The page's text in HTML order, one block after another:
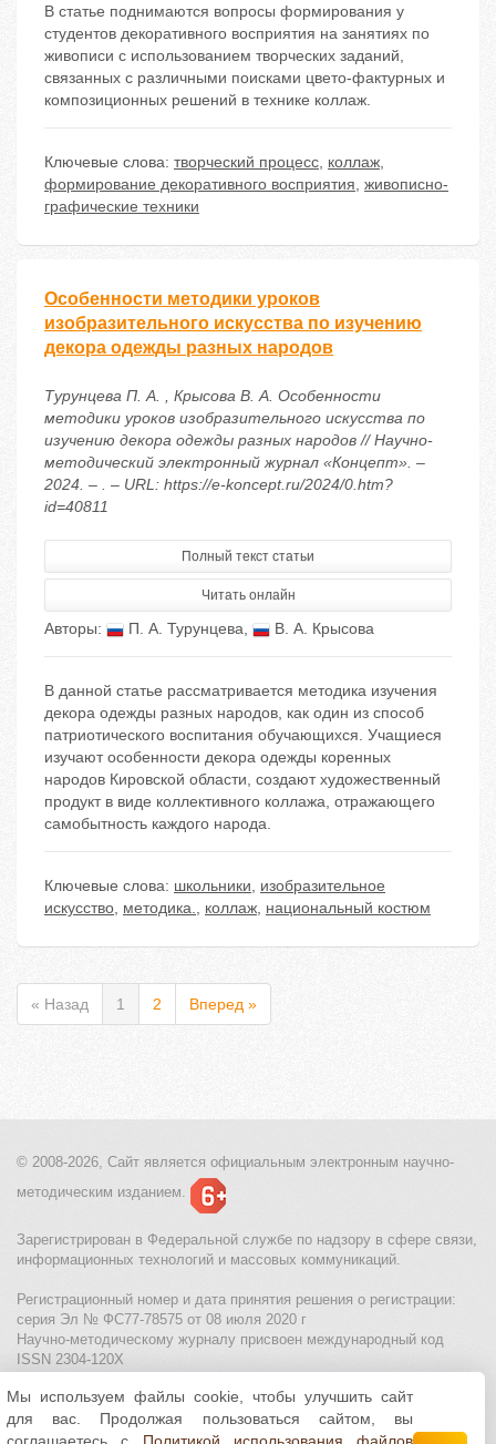
В статье поднимаются вопросы формирования у
студентов декоративного восприятия на занятиях по
живописи с использованием творческих заданий,
связанных с различными поисками цвето-фактурных и
композиционных решений в технике коллаж.
Ключевые слова: творческий процесс, коллаж,
формирование декоративного восприятия, живописно-
графические техники
Особенности методики уроков
изобразительного искусства по изучению
декора одежды разных народов
Турунцева П. А. , Крысова В. А. Особенности
методики уроков изобразительного искусства по
изучению декора одежды разных народов // Научно-
методический электронный журнал «Концепт». –
2024. – . – URL: https://e-koncept.ru/2024/0.htm?
id=40811
Полный текст статьи
Читать онлайн
Авторы: П. А. Турунцева, В. А. Крысова
В данной статье рассматривается методика изучения
декора одежды разных народов, как один из способ
патриотического воспитания обучающихся. Учащиеся
изучают особенности декора одежды коренных
народов Кировской области, создают художественный
продукт в виде коллективного коллажа, отражающего
самобытность каждого народа.
Ключевые слова: школьники, изобразительное
искусство, методика., коллаж, национальный костюм
« Назад 1 2 Вперед »
© 2008-2026, Сайт является официальным электронным научно-
методическим изданием.
Зарегистрирован в Федеральной службе по надзору в сфере связи,
информационных технологий и массовых коммуникаций.
Регистрационный номер и дата принятия решения о регистрации:
серия Эл № ФС77-78575 от 08 июля 2020 г
Научно-методическому журналу присвоен международный код
ISSN 2304-120X
МЦИТО|Школьные олимпиады и онлайн конкурсы для детей
Политика использования файлов cookie| Политика обработки и
защиты персональных данных
Мы используем файлы cookie, чтобы улучшить сайт
для вас. Продолжая пользоваться сайтом, вы